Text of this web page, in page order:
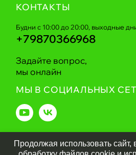
КОНТАКТЫ
Будни с 10:00 до 20:00, выходные
+79870366968
Задайте вопрос,
мы онлайн
МЫ В СОЦИАЛЬНЫХ
Greentechnika.ru2026
Продолжая использовать сайт,